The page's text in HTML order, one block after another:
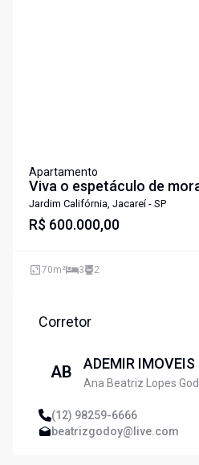
Apartamento
Viva o espetáculo de
Resort - Jacareí, Vale do
Jardim Califórnia, Jacareí - SP
R$ 600.000,00
70m² 3 2
Corretor
AB ADEMIR IMOVEIS
Ana Beatriz Lopes
(12) 98259-6666
beatrizgodoy@live.com